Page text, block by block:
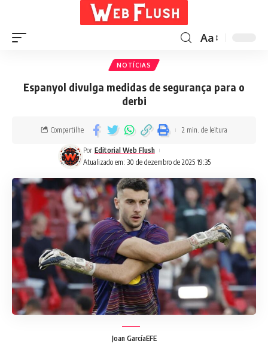
Aa
NOTÍCIAS
Espanyol divulga medidas de segurança para o
derbi
Atualizado em: 30 de dezembro de 2025 19:35
Por Editorial Web Flush
Compartilhe 2 min. de leitura
Joan GarcíaEFE